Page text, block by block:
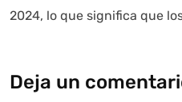
2024, lo que significa que
Deja un